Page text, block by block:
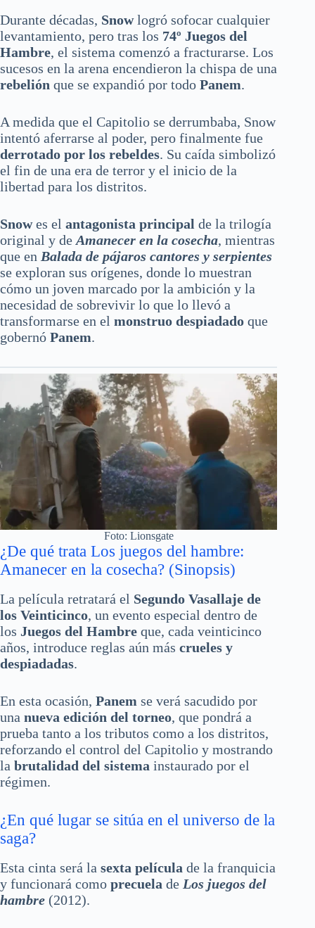
Durante décadas, Snowlogró sofocar cualquier
levantamiento, pero tras los 74º Juegos del
Hambre, el sistema comenzó a fracturarse. Los
sucesos en la arena encendieron la chispa de una
rebelión que se expandió por todo Panem.
A medida que el Capitolio se derrumbaba, Snow
intentó aferrarse al poder, pero finalmente fue
derrotado por los rebeldes. Su caída simbolizó
el fin de una era de terror y el inicio de la
libertad para los distritos.
Snowes el antagonista principal de la trilogía
original y de Amanecer en la cosecha, mientras
que en Balada de pájaros cantores y serpientes
se exploran sus orígenes, donde lo muestran
cómo un joven marcado por la ambición y la
necesidad de sobrevivir lo que lo llevó a
transformarse en el monstruo despiadado que
gobernó Panem.
Foto: Lionsgate
¿De qué trata Los juegos del hambre:
Amanecer en la cosecha? (Sinopsis)
La película retratará el Segundo Vasallaje de
los Veinticinco, un evento especial dentro de
los Juegos del Hambre que, cada veinticinco
años, introduce reglas aún más crueles y
despiadadas.
En esta ocasión, Panem se verá sacudido por
una nueva edición del torneo, que pondrá a
prueba tanto a los tributos como a los distritos,
reforzando el control del Capitolio y mostrando
la brutalidad del sistema instaurado por el
régimen.
¿En qué lugar se sitúa en el universo de la
saga?
Esta cinta será la sexta película de la franquicia
y funcionará como precuela de Los juegos del
hambre (2012).